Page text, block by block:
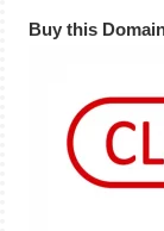
Buy this